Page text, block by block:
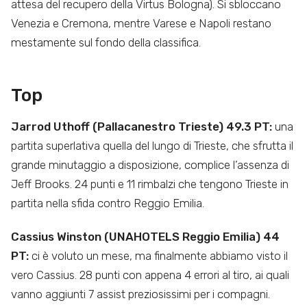
attesa del recupero della Virtus Bologna). Si sbloccano
Venezia e Cremona, mentre Varese e Napoli restano
mestamente sul fondo della classifica.
Top
Jarrod Uthoff (Pallacanestro Trieste) 49.3 PT: una
partita superlativa quella del lungo di Trieste, che sfrutta il
grande minutaggio a disposizione, complice l’assenza di
Jeff Brooks. 24 punti e 11 rimbalzi che tengono Trieste in
partita nella sfida contro Reggio Emilia.
Cassius Winston (UNAHOTELS Reggio Emilia) 44
PT: ci è voluto un mese, ma finalmente abbiamo visto il
vero Cassius. 28 punti con appena 4 errori al tiro, ai quali
vanno aggiunti 7 assist preziosissimi per i compagni.